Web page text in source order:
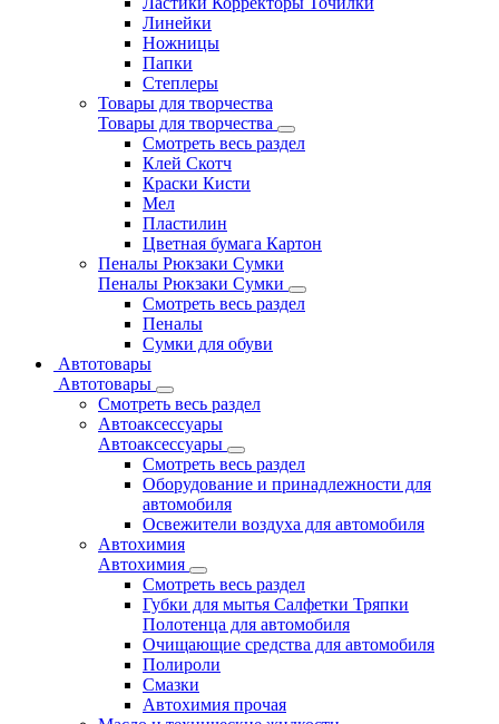
Линейки
Ножницы
Папки
Степлеры
Товары для творчества
Товары для творчества
Смотреть весь раздел
Клей Скотч
Краски Кисти
Мел
Пластилин
Цветная бумага Картон
Пеналы Рюкзаки Сумки
Пеналы Рюкзаки Сумки
Смотреть весь раздел
Пеналы
Сумки для обуви
Автотовары
Автотовары
Смотреть весь раздел
Автоаксессуары
Автоаксессуары
Смотреть весь раздел
Оборудование и принадлежности для
автомобиля
Освежители воздуха для автомобиля
Автохимия
Автохимия
Смотреть весь раздел
Губки для мытья Салфетки Тряпки
Полотенца для автомобиля
Очищающие средства для автомобиля
Полироли
Смазки
Автохимия прочая